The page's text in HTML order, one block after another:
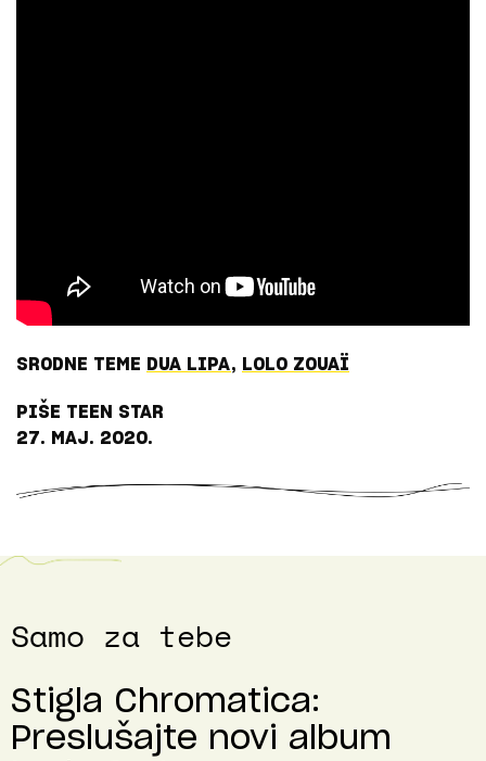
SRODNE TEME DUA LIPA, LOLO ZOUAÏ
PIŠE TEEN STAR
27. MAJ. 2020.
Samo za tebe
Stigla Chromatica:
Preslušajte novi album